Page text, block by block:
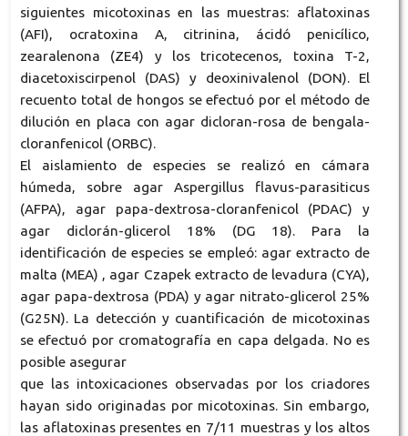
siguientes micotoxinas en las muestras: aflatoxinas
(AFI), ocratoxina A, citrinina, ácidó penicílico,
zearalenona (ZE4) y los tricotecenos, toxina T-2,
diacetoxiscirpenol (DAS) y deoxinivalenol (DON). El
recuento total de hongos se efectuó por el método de
dilución en placa con agar dicloran-rosa de bengala-
cloranfenicol (ORBC).
El aislamiento de especies se realizó en cámara
húmeda, sobre agar Aspergillus flavus-parasiticus
(AFPA), agar papa-dextrosa-cloranfenicol (PDAC) y
agar diclorán-glicerol 18% (DG 18). Para la
identificación de especies se empleó: agar extracto de
malta (MEA) , agar Czapek extracto de levadura (CYA),
agar papa-dextrosa (PDA) y agar nitrato-glicerol 25%
(G25N). La detección y cuantificación de micotoxinas
se efectuó por cromatografía en capa delgada. No es
posible asegurar
que las intoxicaciones observadas por los criadores
hayan sido originadas por micotoxinas. Sin embargo,
las aflatoxinas presentes en 7/11 muestras y los altos